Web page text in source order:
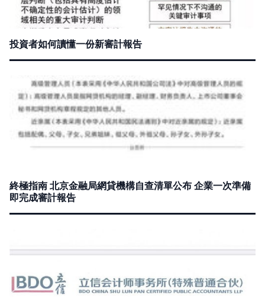
投資者如何讀懂一份新審計報告
終極指南 北京金融局網貸機構自查清單公布 企業一次準備
即完成審計報告